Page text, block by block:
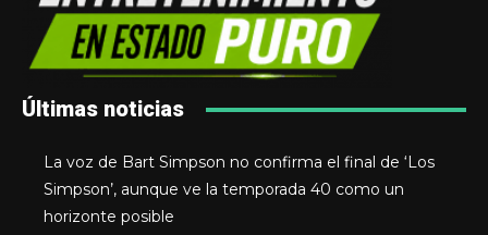
Últimas noticias
La voz de Bart Simpson no confirma el final de ‘Los
Simpson’, aunque ve la temporada 40 como un
horizonte posible